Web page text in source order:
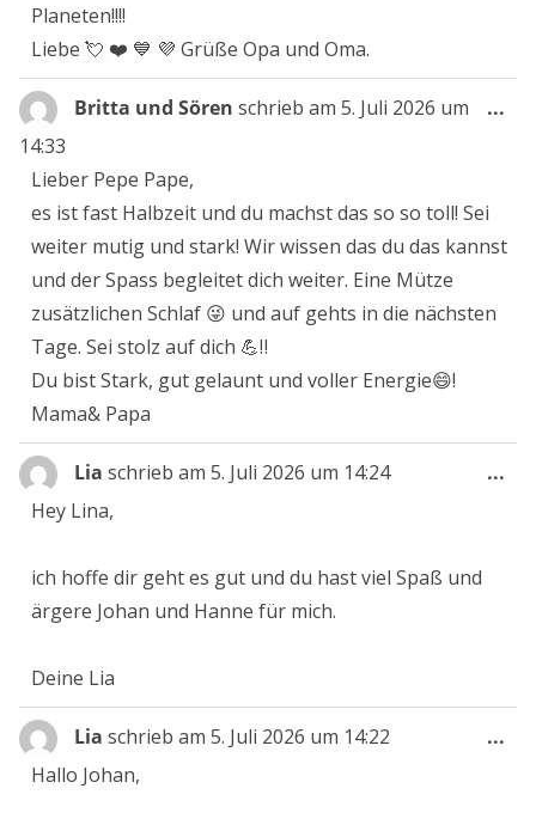
Planeten!!!!
Liebe 💘 ❤️ 💙 💜 Grüße Opa und Oma.
Britta und Sören schrieb am 5. Juli 2026 um
14:33
Lieber Pepe Pape,
es ist fast Halbzeit und du machst das so so toll! Sei
weiter mutig und stark! Wir wissen das du das kannst
und der Spass begleitet dich weiter. Eine Mütze
zusätzlichen Schlaf 😜 und auf gehts in die nächsten
Tage. Sei stolz auf dich 💪‼️
Du bist Stark, gut gelaunt und voller Energie😄!
Mama& Papa
...
Lia schrieb am 5. Juli 2026 um 14:24
Hey Lina,
ich hoffe dir geht es gut und du hast viel Spaß und
ärgere Johan und Hanne für mich.
Deine Lia
...
Lia schrieb am 5. Juli 2026 um 14:22
Hallo Johan,
...